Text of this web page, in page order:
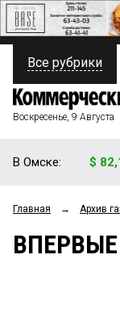
ПОЛИТИКА
ФИНАНСЫ
ОБЩЕСТВО
ЗАКОН
Все рубрики
Воскресенье, 9 Августа
В Омске: $
Главная → Архив